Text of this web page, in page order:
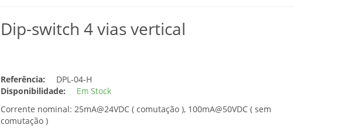
Dip-switch 4 vias vertical
Referência:
DPL-04-H
Disponibilidade:
Em Stock
Corrente nominal: 25mA@24VDC ( comutação ), 100mA@50VDC ( sem
comutação )